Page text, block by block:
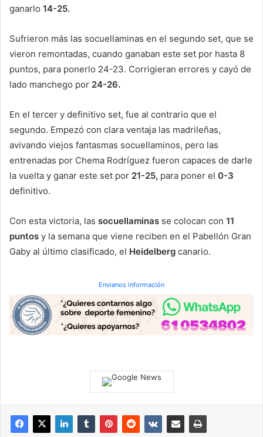
ganarlo 14-25.
Sufrieron más las socuellaminas en el segundo set, que se
vieron remontadas, cuando ganaban este set por hasta 8
puntos, para ponerlo 24-23. Corrigieran errores y cayó de
lado manchego por 24-26.
En el tercer y definitivo set, fue al contrario que el
segundo. Empezó con clara ventaja las madrileñas,
avivando viejos fantasmas socuellaminos, pero las
entrenadas por Chema Rodríguez fueron capaces de darle
la vuelta y ganar este set por 21-25, para poner el 0-3
definitivo.
Con esta victoria, las socuellaminas se colocan con 11
puntos y la semana que viene reciben en el Pabellón Gran
Gaby al último clasificado, el Heidelberg canario.
Envianos información